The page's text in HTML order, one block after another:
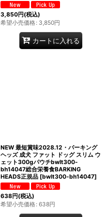
3,850円(税込)
希望小売価格: 3,850円
カートに入れる
NEW 最短賞味2028.12・バーキング
ヘッズ 成犬 ファット ドッグ スリム ウ
ェット300gパウチbwlt300-
bh14047総合栄養食BARKING
HEADS正規品 [bwlt300-bh14047]
638円(税込)
希望小売価格: 638円